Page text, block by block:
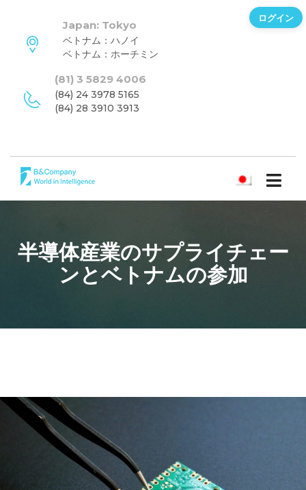
Japan: Tokyo
ベトナム：ハノイ
ベトナム：ホーチミン
(81) 3 5829 4006
(84) 24 3978 5165
(84) 28 3910 3913
日本語
半導体産業のサプライチェー
ンとベトナムの参加
ログイン